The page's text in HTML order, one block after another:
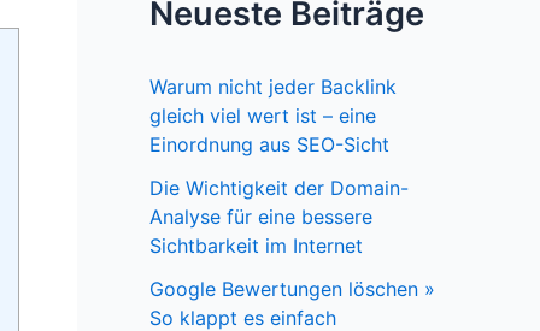
Neueste Beiträge
Warum nicht jeder Backlink
gleich viel wert ist – eine
Einordnung aus SEO-Sicht
Die Wichtigkeit der Domain-
Analyse für eine bessere
Sichtbarkeit im Internet
Google Bewertungen löschen »
So klappt es einfach